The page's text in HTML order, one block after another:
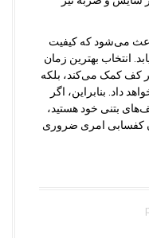
می‌شود که کیفیت
انتخاب بهترین زمان
کف کمک می‌کند، بلکه
داد. بنابراین، اگر
بتنی خود هستید،
کفسابی امری ضروری